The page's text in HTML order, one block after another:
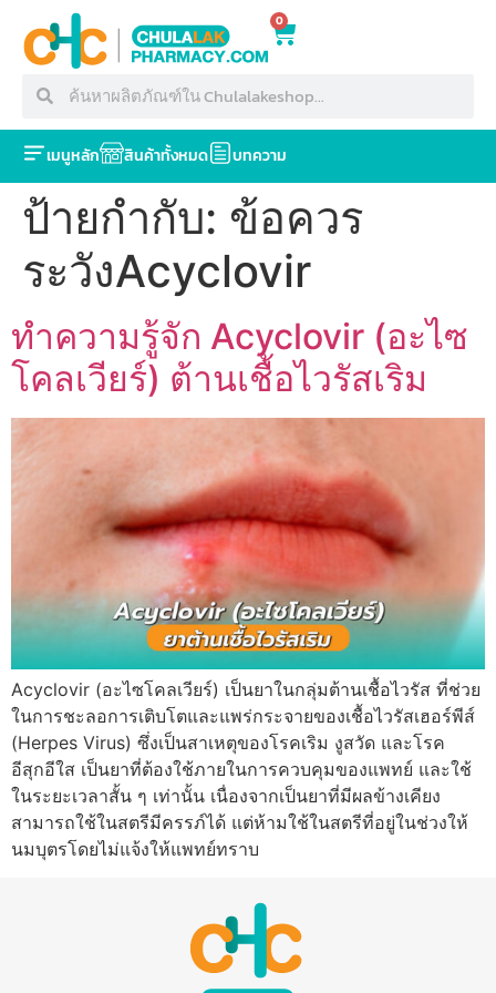
0
เมนูหลัก สินค้าทั้งหมด บทความ
ป้ายกำกับ: ข้อควร
ระวังAcyclovir
ทำความรู้จัก Acyclovir (อะไซ
โคลเวียร์) ต้านเชื้อไวรัสเริม
Acyclovir (อะไซโคลเวียร์) เป็นยาในกลุ่มต้านเชื้อไวรัส ที่ช่วย
ในการชะลอการเติบโตและแพร่กระจายของเชื้อไวรัสเฮอร์พีส์
(Herpes Virus) ซึ่งเป็นสาเหตุของโรคเริม งูสวัด และโรค
อีสุกอีใส เป็นยาที่ต้องใช้ภายในการควบคุมของแพทย์ และใช้
ในระยะเวลาสั้น ๆ เท่านั้น เนื่องจากเป็นยาที่มีผลข้างเคียง
สามารถใช้ในสตรีมีครรภ์ได้ แต่ห้ามใช้ในสตรีที่อยู่ในช่วงให้
นมบุตรโดยไม่แจ้งให้แพทย์ทราบ